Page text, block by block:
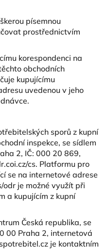
písemnou
prostřednictvím
korespondenci na
obchodních
kupujícímu
uvedenou v jeho
sporů z kupní
inspekce, se sídlem
2, IČ: 000 20 869,
cs. Platformu pro
se na internetové adrese
odr je možné využít při
a kupujícím z kupní
Česká republika, se
00 Praha 2, internetová
je kontaktním